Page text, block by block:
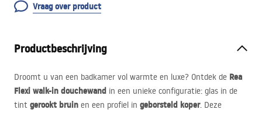
Vraag over product
Productbeschrijving
Droomt u van een badkamer vol warmte en luxe? Ontdek de Rea
Flexi walk-in douchewand in een unieke configuratie: glas in de
tint gerookt bruin en een profiel in geborsteld koper. Deze